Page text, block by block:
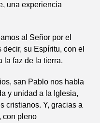
una experiencia
al Señor por el
su Espíritu, con el
la faz de la tierra.
san Pablo nos habla
y unidad a la Iglesia,
cristianos. Y, gracias a
con pleno